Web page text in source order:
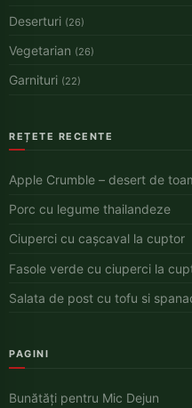
Deserturi (26)
Vegetarian (26)
Garnituri (22)
REȚETE RECENTE
Apple Crumble – desert de
Porc cu legume thailandeze
Ciuperci cu cașcaval la cuptor
Fasole verde cu ciuperci la
Salata de post cu tofu si
PAGINI
Bunătăți pentru Mic Dejun